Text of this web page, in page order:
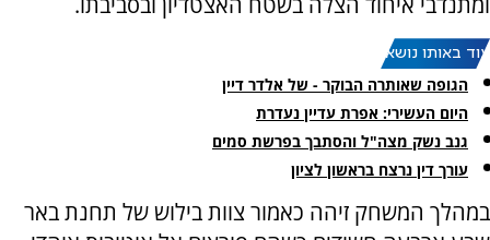
עוד באותו נושא:
הגופה שאותרה הבוקר - של אלדר דיין
היום העשירי: אפרת עדיין נעדרת
גנב נשק מצה"ל והסתבך בפרשת סמים
עורך דין נרצח בראשון לציון
במהלך המשחק זיהה כאמור צוות בילוש של תחנת באר